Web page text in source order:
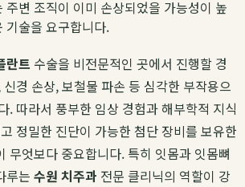
주변 조직이 이미 손상되었을 가능성이 높
기술을 요구합니다.
란트 수술을 비전문적인 곳에서 진행할 경
경 손상, 보철물 파손 등 심각한 부작용으
. 따라서 풍부한 임상 경험과 해부학적 지식
정밀한 진단이 가능한 첨단 장비를 보유한
무엇보다 중요합니다. 특히 잇몸과 잇몸뼈
루는 수원 치주과 전문 클리닉의 역할이 강